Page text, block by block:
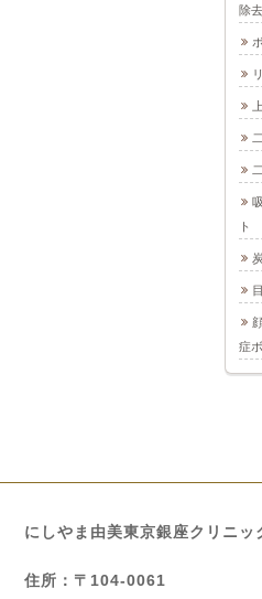
除去
ト
症
にしやま由美東京銀座クリニッ
住所：〒104-0061